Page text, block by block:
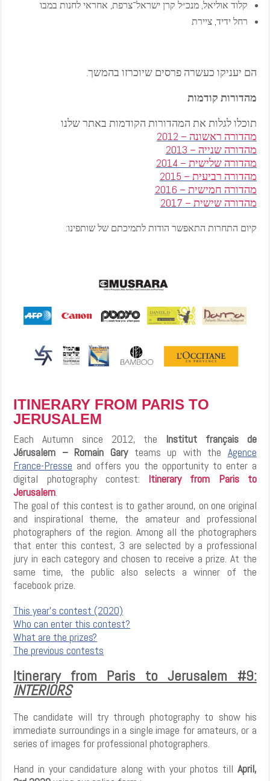
קלוד אוליאל, מנכ״ל קרן ישראל־צרפת, אחראי לחנות במבו
רחל ידיד, ציירת
הם יעניקו כעשרה פרסים שיוכרזו בהמשך.
מהדורות קודמות
תוכלו לגלות את המהדורות הקודמות באתר שלנו
מהדורה ראשונה – 2012
מהדורה שנייה – 2013
מהדורה שלישית – 2014
מהדורה רביעית – 2015
מהדורה חמישית – 2016
מהדורה שישית – 2017
קיום התחרות התאפשר הודות לתמיכתם של שותפינו:
ITINERARY FROM PARIS TO
JERUSALEM
Each Autumn since 2012, the Institut français de
Jérusalem – Romain Garyteams up with the Agence
France-Presse and offers you the opportunity to enter a
digital photography contest: Itinerary from Paris to
Jerusalem.
The goal of this contest is to gather around, on one original
and inspirational theme, the amateur and professional
photographers of the region. Among all the photographers
that enter this contest, 3 are selected by a professional
jury in each category and chosen to receive a prize. At the
same time, the public also selects a winner of the
facebook prize.
This year's contest (2020)
Who can enter this contest?
What are the prizes?
The previous contests
Itinerary from Paris to Jerusalem #9:
INTERIORS
The candidate will try through photography to show his
immediate surroundings in a single image for amateurs, or a
series of images for professional photographers.
Hand in your candidature along with your photos till April,